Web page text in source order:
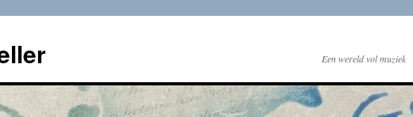
Een wereld vol muziek